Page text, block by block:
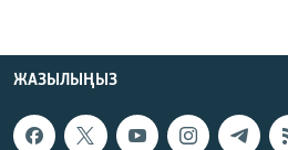
ЖАЗЫЛЫҢЫЗ